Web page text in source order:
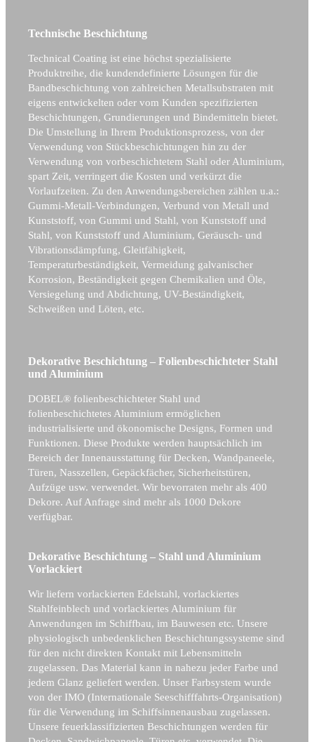
Technische Beschichtung
Technical Coating ist eine höchst spezialisierte
Produktreihe, die kundendefinierte Lösungen für die
Bandbeschichtung von zahlreichen Metallsubstraten mit
eigens entwickelten oder vom Kunden spezifizierten
Beschichtungen, Grundierungen und Bindemitteln bietet.
Die Umstellung in Ihrem Produktionsprozess, von der
Verwendung von Stückbeschichtungen hin zu der
Verwendung von vorbeschichtetem Stahl oder Aluminium,
spart Zeit, verringert die Kosten und verkürzt die
Vorlaufzeiten. Zu den Anwendungsbereichen zählen u.a.:
Gummi-Metall-Verbindungen, Verbund von Metall und
Kunststoff, von Gummi und Stahl, von Kunststoff und
Stahl, von Kunststoff und Aluminium, Geräusch- und
Vibrationsdämpfung, Gleitfähigkeit,
Temperaturbeständigkeit, Vermeidung galvanischer
Korrosion, Beständigkeit gegen Chemikalien und Öle,
Versiegelung und Abdichtung, UV-Beständigkeit,
Schweißen und Löten, etc.
Dekorative Beschichtung – Folienbeschichteter Stahl
und Aluminium
DOBEL® folienbeschichteter Stahl und
folienbeschichtetes Aluminium ermöglichen
industrialisierte und ökonomische Designs, Formen und
Funktionen. Diese Produkte werden hauptsächlich im
Bereich der Innenausstattung für Decken, Wandpaneele,
Türen, Nasszellen, Gepäckfächer, Sicherheitstüren,
Aufzüge usw. verwendet. Wir bevorraten mehr als 400
Dekore. Auf Anfrage sind mehr als 1000 Dekore
verfügbar.
Dekorative Beschichtung – Stahl und Aluminium
Vorlackiert
Wir liefern vorlackierten Edelstahl, vorlackiertes
Stahlfeinblech und vorlackiertes Aluminium für
Anwendungen im Schiffbau, im Bauwesen etc. Unsere
physiologisch unbedenklichen Beschichtungssysteme sind
für den nicht direkten Kontakt mit Lebensmitteln
zugelassen. Das Material kann in nahezu jeder Farbe und
jedem Glanz geliefert werden. Unser Farbsystem wurde
von der IMO (Internationale Seeschifffahrts-Organisation)
für die Verwendung im Schiffsinnenausbau zugelassen.
Unsere feuerklassifizierten Beschichtungen werden für